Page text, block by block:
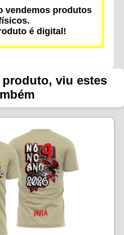
vendemos produtos
é digital!
viu estes